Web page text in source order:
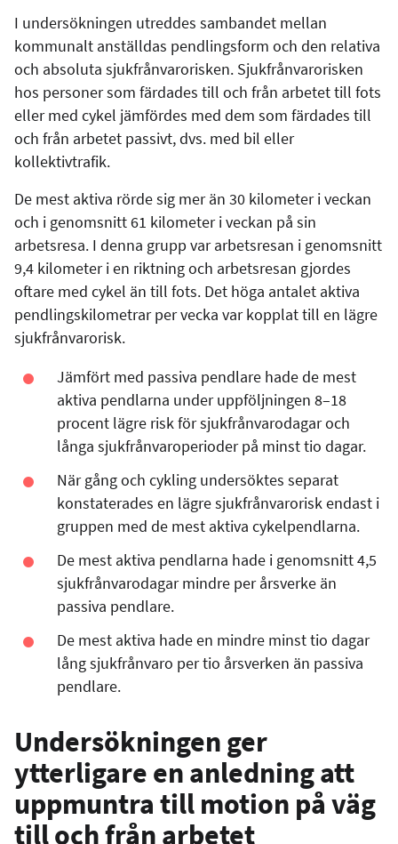
I undersökningen utreddes sambandet mellan
kommunalt anställdas pendlingsform och den relativa
och absoluta sjukfrånvarorisken. Sjukfrånvarorisken
hos personer som färdades till och från arbetet till fots
eller med cykel jämfördes med dem som färdades till
och från arbetet passivt, dvs. med bil eller
kollektivtrafik.
De mest aktiva rörde sig mer än 30 kilometer i veckan
och i genomsnitt 61 kilometer i veckan på sin
arbetsresa. I denna grupp var arbetsresan i genomsnitt
9,4 kilometer i en riktning och arbetsresan gjordes
oftare med cykel än till fots. Det höga antalet aktiva
pendlingskilometrar per vecka var kopplat till en lägre
sjukfrånvarorisk.
Jämfört med passiva pendlare hade de mest
aktiva pendlarna under uppföljningen 8–18
procent lägre risk för sjukfrånvarodagar och
långa sjukfrånvaroperioder på minst tio dagar.
När gång och cykling undersöktes separat
konstaterades en lägre sjukfrånvarorisk endast i
gruppen med de mest aktiva cykelpendlarna.
De mest aktiva pendlarna hade i genomsnitt 4,5
sjukfrånvarodagar mindre per årsverke än
passiva pendlare.
De mest aktiva hade en mindre minst tio dagar
lång sjukfrånvaro per tio årsverken än passiva
pendlare.
Undersökningen ger
ytterligare en anledning att
uppmuntra till motion på väg
till och från arbetet